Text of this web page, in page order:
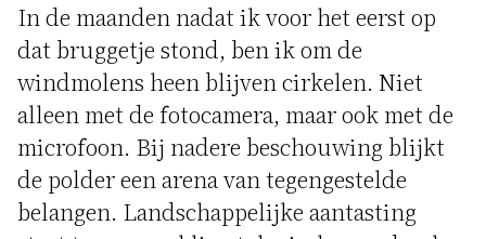
In de maanden nadat ik voor het eerst op
dat bruggetje stond, ben ik om de
windmolens heen blijven cirkelen. Niet
alleen met de fotocamera, maar ook met de
microfoon. Bij nadere beschouwing blijkt
de polder een arena van tegengestelde
belangen. Landschappelijke aantasting